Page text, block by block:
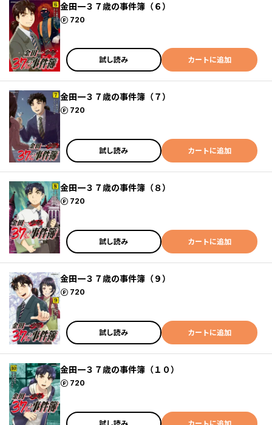
金田一３７歳の事件簿（６）
720
ポイント
試し読み カートに追加
金田一３７歳の事件簿（７）
720
ポイント
試し読み カートに追加
金田一３７歳の事件簿（８）
720
ポイント
試し読み カートに追加
金田一３７歳の事件簿（９）
720
ポイント
試し読み カートに追加
金田一３７歳の事件簿（１０）
720
ポイント